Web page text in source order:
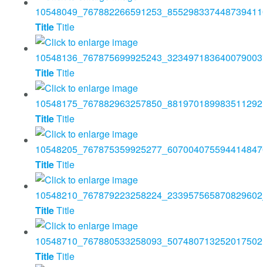
TitleTitle
TitleTitle
TitleTitle
TitleTitle
TitleTitle
TitleTitle